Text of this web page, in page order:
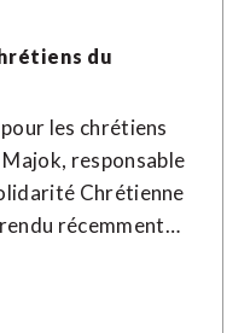
du
les chrétiens
responsable
Chrétienne
récemment…